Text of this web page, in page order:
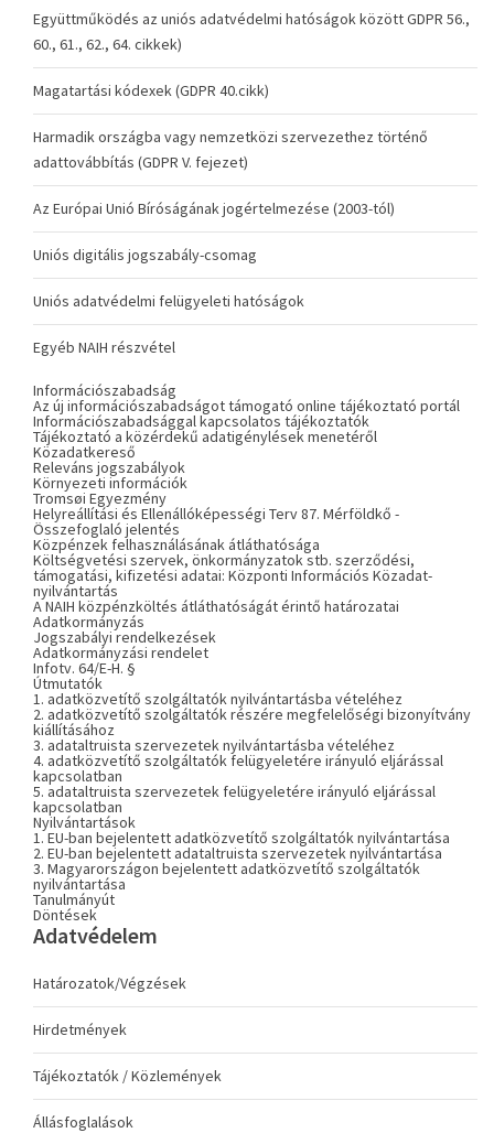
Együttműködés az uniós adatvédelmi hatóságok között GDPR 56.,
60., 61., 62., 64. cikkek)
Magatartási kódexek (GDPR 40.cikk)
Harmadik országba vagy nemzetközi szervezethez történő
adattovábbítás (GDPR V. fejezet)
Az Európai Unió Bíróságának jogértelmezése (2003-tól)
Uniós digitális jogszabály-csomag
Uniós adatvédelmi felügyeleti hatóságok
Egyéb NAIH részvétel
Információszabadság
Az új információszabadságot támogató online tájékoztató portál
Információszabadsággal kapcsolatos tájékoztatók
Tájékoztató a közérdekű adatigénylések menetéről
Közadatkereső
Releváns jogszabályok
Környezeti információk
Tromsøi Egyezmény
Helyreállítási és Ellenállóképességi Terv 87. Mérföldkő -
Összefoglaló jelentés
Közpénzek felhasználásának átláthatósága
Költségvetési szervek, önkormányzatok stb. szerződési,
támogatási, kifizetési adatai: Központi Információs Közadat-
nyilvántartás
A NAIH közpénzköltés átláthatóságát érintő határozatai
Adatkormányzás
Jogszabályi rendelkezések
Adatkormányzási rendelet
Infotv. 64/E-H. §
Útmutatók
1. adatközvetítő szolgáltatók nyilvántartásba vételéhez
2. adatközvetítő szolgáltatók részére megfelelőségi bizonyítvány
kiállításához
3. adataltruista szervezetek nyilvántartásba vételéhez
4. adatközvetítő szolgáltatók felügyeletére irányuló eljárással
kapcsolatban
5. adataltruista szervezetek felügyeletére irányuló eljárással
kapcsolatban
Nyilvántartások
1. EU-ban bejelentett adatközvetítő szolgáltatók nyilvántartása
2. EU-ban bejelentett adataltruista szervezetek nyilvántartása
3. Magyarországon bejelentett adatközvetítő szolgáltatók
nyilvántartása
Tanulmányút
Döntések
Adatvédelem
Határozatok/Végzések
Hirdetmények
Tájékoztatók / Közlemények
Állásfoglalások